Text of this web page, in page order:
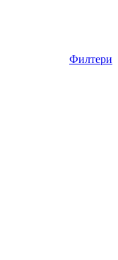
Филтери